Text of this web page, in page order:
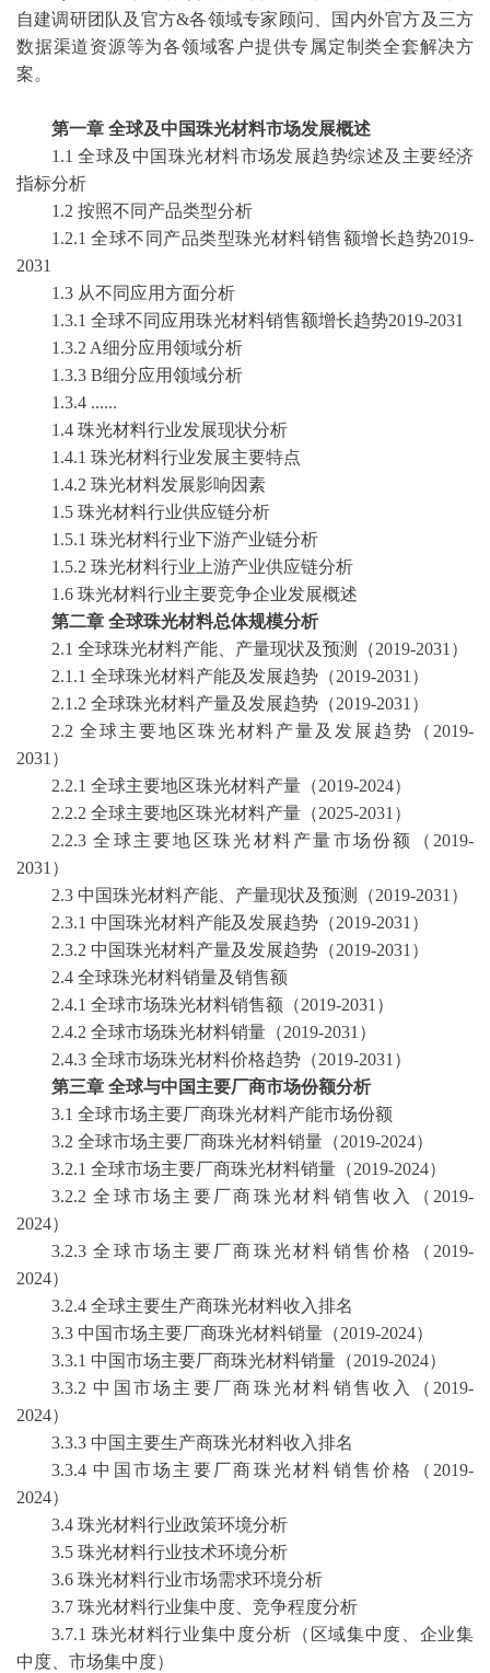
自建调研团队及官方&各领域专家顾问、国内外官方及三方
数据渠道资源等为各领域客户提供专属定制类全套解决方
案。
第一章 全球及中国珠光材料市场发展概述
1.1 全球及中国珠光材料市场发展趋势综述及主要经济
指标分析
1.2 按照不同产品类型分析
1.2.1 全球不同产品类型珠光材料销售额增长趋势2019-
2031
1.3 从不同应用方面分析
1.3.1 全球不同应用珠光材料销售额增长趋势2019-2031
1.3.2 A细分应用领域分析
1.3.3 B细分应用领域分析
1.3.4 ......
1.4 珠光材料行业发展现状分析
1.4.1 珠光材料行业发展主要特点
1.4.2 珠光材料发展影响因素
1.5 珠光材料行业供应链分析
1.5.1 珠光材料行业下游产业链分析
1.5.2 珠光材料行业上游产业供应链分析
1.6 珠光材料行业主要竞争企业发展概述
第二章 全球珠光材料总体规模分析
2.1 全球珠光材料产能、产量现状及预测（2019-2031）
2.1.1 全球珠光材料产能及发展趋势（2019-2031）
2.1.2 全球珠光材料产量及发展趋势（2019-2031）
2.2 全球主要地区珠光材料产量及发展趋势（2019-
2031）
2.2.1 全球主要地区珠光材料产量（2019-2024）
2.2.2 全球主要地区珠光材料产量（2025-2031）
2.2.3 全球主要地区珠光材料产量市场份额（2019-
2031）
2.3 中国珠光材料产能、产量现状及预测（2019-2031）
2.3.1 中国珠光材料产能及发展趋势（2019-2031）
2.3.2 中国珠光材料产量及发展趋势（2019-2031）
2.4 全球珠光材料销量及销售额
2.4.1 全球市场珠光材料销售额（2019-2031）
2.4.2 全球市场珠光材料销量（2019-2031）
2.4.3 全球市场珠光材料价格趋势（2019-2031）
第三章 全球与中国主要厂商市场份额分析
3.1 全球市场主要厂商珠光材料产能市场份额
3.2 全球市场主要厂商珠光材料销量（2019-2024）
3.2.1 全球市场主要厂商珠光材料销量（2019-2024）
3.2.2 全球市场主要厂商珠光材料销售收入（2019-
2024）
3.2.3 全球市场主要厂商珠光材料销售价格（2019-
2024）
3.2.4 全球主要生产商珠光材料收入排名
3.3 中国市场主要厂商珠光材料销量（2019-2024）
3.3.1 中国市场主要厂商珠光材料销量（2019-2024）
3.3.2 中国市场主要厂商珠光材料销售收入（2019-
2024）
3.3.3 中国主要生产商珠光材料收入排名
3.3.4 中国市场主要厂商珠光材料销售价格（2019-
2024）
3.4 珠光材料行业政策环境分析
3.5 珠光材料行业技术环境分析
3.6 珠光材料行业市场需求环境分析
3.7 珠光材料行业集中度、竞争程度分析
3.7.1 珠光材料行业集中度分析（区域集中度、企业集
中度、市场集中度）